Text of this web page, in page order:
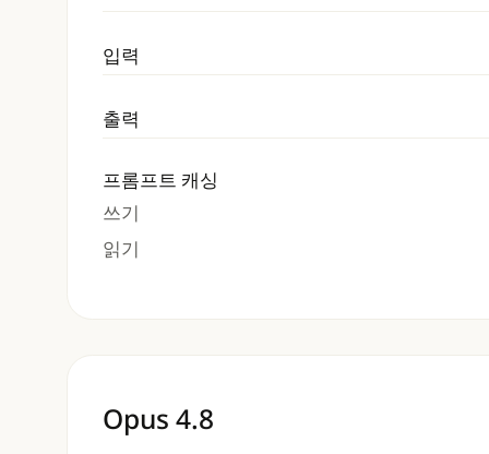
입력
출력
프롬프트 캐싱
쓰기
읽기
Opus 4.8